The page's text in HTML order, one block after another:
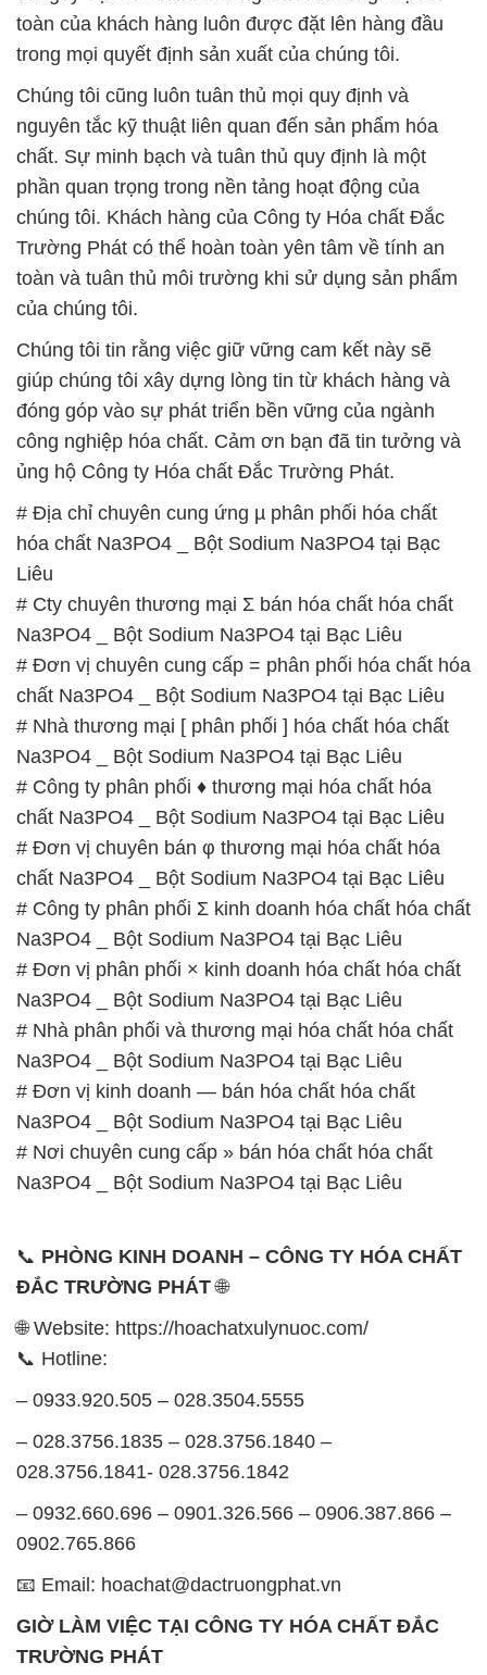
toàn và tuân thủ môi trường khi sử dụng sản phẩm
của chúng tôi.
Chúng tôi tin rằng việc giữ vững cam kết này sẽ
giúp chúng tôi xây dựng lòng tin từ khách hàng và
đóng góp vào sự phát triển bền vững của ngành
công nghiệp hóa chất. Cảm ơn bạn đã tin tưởng và
ủng hộ Công ty Hóa chất Đắc Trường Phát.
# Địa chỉ chuyên cung ứng µ phân phối hóa chất
hóa chất Na3PO4 _ Bột Sodium Na3PO4 tại Bạc
Liêu
# Cty chuyên thương mại Σ bán hóa chất hóa chất
Na3PO4 _ Bột Sodium Na3PO4 tại Bạc Liêu
# Đơn vị chuyên cung cấp = phân phối hóa chất hóa
chất Na3PO4 _ Bột Sodium Na3PO4 tại Bạc Liêu
# Nhà thương mại [ phân phối ] hóa chất hóa chất
# Công ty phân phối ♦ thương mại hóa chất hóa
chất Na3PO4 _ Bột Sodium Na3PO4 tại Bạc Liêu
# Đơn vị chuyên bán φ thương mại hóa chất hóa
chất Na3PO4 _ Bột Sodium Na3PO4 tại Bạc Liêu
# Công ty phân phối Σ kinh doanh hóa chất hóa chất
Na3PO4 _ Bột Sodium Na3PO4 tại Bạc Liêu
# Đơn vị phân phối × kinh doanh hóa chất hóa chất
Na3PO4 _ Bột Sodium Na3PO4 tại Bạc Liêu
# Nhà phân phối và thương mại hóa chất hóa chất
Na3PO4 _ Bột Sodium Na3PO4 tại Bạc Liêu
# Đơn vị kinh doanh — bán hóa chất hóa chất
Na3PO4 _ Bột Sodium Na3PO4 tại Bạc Liêu
# Nơi chuyên cung cấp » bán hóa chất hóa chất
Na3PO4 _ Bột Sodium Na3PO4 tại Bạc Liêu
📞PHÒNG KINH DOANH – CÔNG TY HÓA CHẤT
ĐẮC TRƯỜNG PHÁT 🌐
🌐 Website: https://hoachatxulynuoc.com/
📞 Hotline:
– 0933.920.505 – 028.3504.5555
– 028.3756.1835 – 028.3756.1840 –
– 0932.660.696 – 0901.326.566 – 0906.387.866 –
0902.765.866
📧 Email: hoachat@dactruongphat.vn
GIỜ LÀM VIỆC TẠI CÔNG TY HÓA CHẤT ĐẮC
TRƯỜNG PHÁT
Thời gian làm việctại Hóa Chất Đắc Trường Phát
được tổ chức như sau:
Thứ 2 đến thứ 6: Buổi sáng: từ 8h đến 11h – Buổi
chiều: từ 12h30 đến 17h
Thứ 7: Buổi sáng: từ 8h đến 11h – Buổi chiều: từ
Chủ nhật: Nghỉ chủ nhật hàng tuần